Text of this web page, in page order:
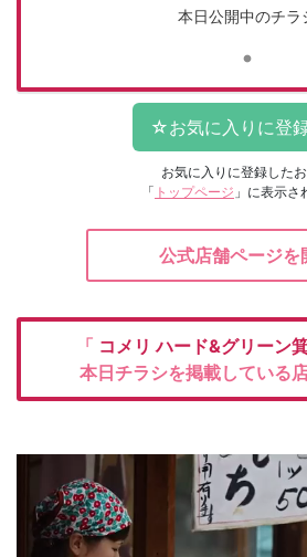
本日公開中のチラ
お気に入りに登録した
「 トップページ 」に表示さ
公式店舗ページを
「 コメリハード&グリーン
本日チラシを掲載している